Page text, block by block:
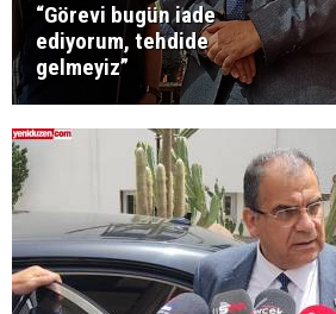
“Görevi bugün iade
ediyorum, tehdide
gelmeyiz”